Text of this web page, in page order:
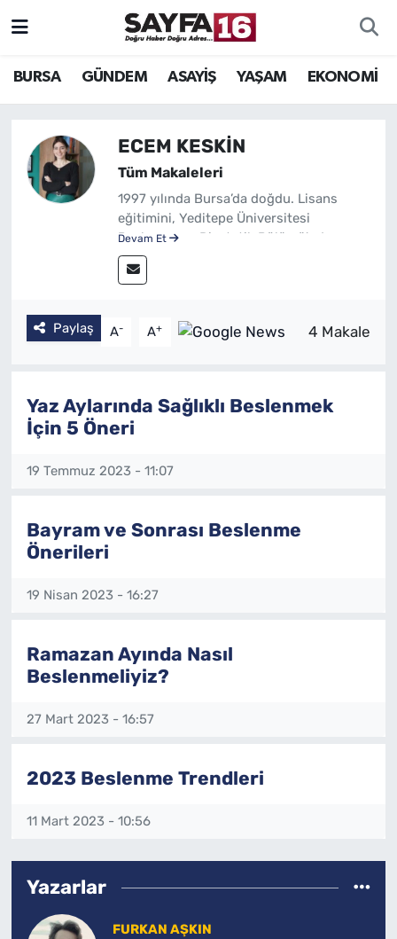
BURSA GÜNDEM ASAYİŞ YAŞAM EKONOMİ
ECEM KESKİN
Tüm Makaleleri
1997 yılında Bursa’da doğdu. Lisans
eğitimini, Yeditepe Üniversitesi
Beslenme ve Diyetetik Bölümü'nde
tamamladı. Yanı sıra aynı üniversitede,
Gastronomi ve Mutfak Sanatları
ofisinde danışmanlık hizmetini
Devam Et
Paylaş A- A+ 4 Makale
Yaz Aylarında Sağlıklı Beslenmek
İçin 5 Öneri
19 Temmuz 2023 - 11:07
Bayram ve Sonrası Beslenme
Önerileri
19 Nisan 2023 - 16:27
Ramazan Ayında Nasıl
Beslenmeliyiz?
27 Mart 2023 - 16:57
2023 Beslenme Trendleri
11 Mart 2023 - 10:56
Yazarlar
FURKAN AŞKIN
ÖZEL HABER
MAGAZİN
BİLİM
SPOR
SAĞLIK
TV REHBERİ
Hava Durumu
TFF 2.Lig Beyaz Grup Puan Durumu ve Fikstür
Tüm Manşetler